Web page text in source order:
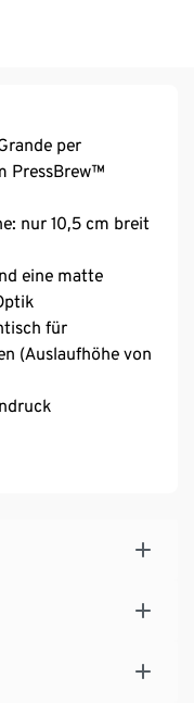
per
PressBrew™
nur 10,5 cm breit
eine matte
für
(Auslaufhöhe von
pro Getränk
Kapseln
Kaffeezubereitung​
und
für den einfachen